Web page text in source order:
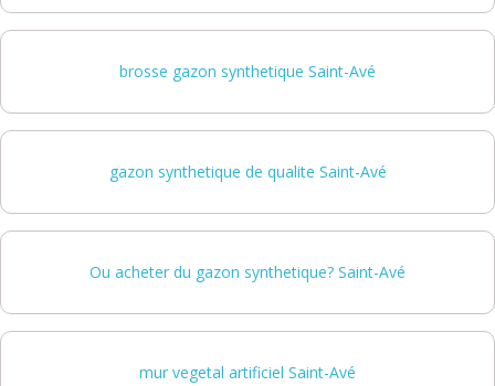
brosse gazon synthetique Saint-Avé
gazon synthetique de qualite Saint-Avé
Ou acheter du gazon synthetique? Saint-Avé
mur vegetal artificiel Saint-Avé